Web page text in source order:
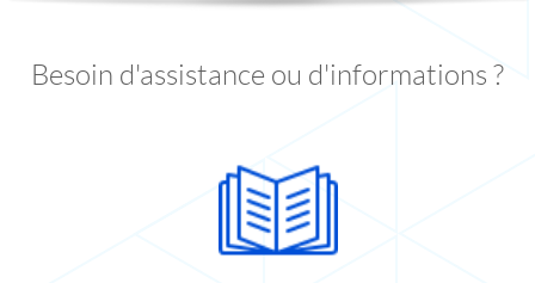
Besoin d'assistance ou d'informations ?